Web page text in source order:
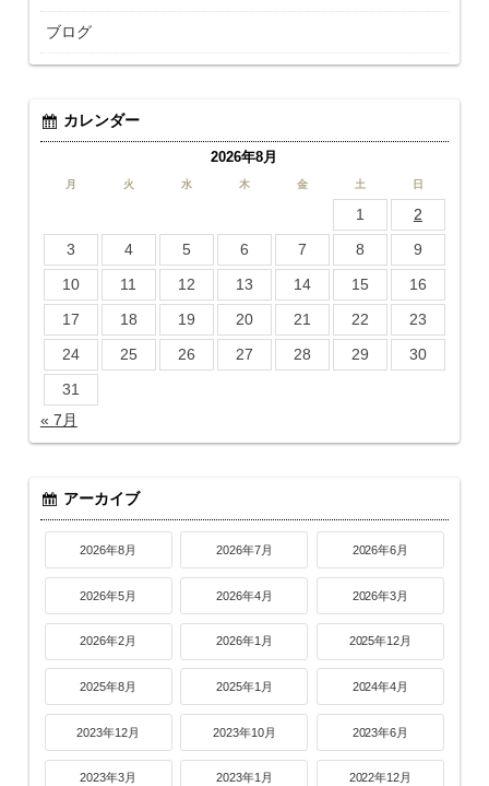
ブログ
カレンダー
2026年8月
月 火 水 木 金 土 日
1
2
3
4 5 6 7 8
9
10
11 12 13 14 15
16
17
18 19 20 21 22
23
24
25 26 27 28 29
30
31
« 7月
アーカイブ
2026年8月 2026年7月 2026年6月
2026年5月 2026年4月 2026年3月
2026年2月 2026年1月 2025年12月
2025年8月 2025年1月 2024年4月
2023年12月 2023年10月 2023年6月
2023年3月 2023年1月 2022年12月